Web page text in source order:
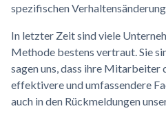
spezifischen
In letzter Zeit sind viele
Methode bestens vertraut. Sie
sagen uns, dass ihre Mitarbeiter
effektivere und umfassendere
auch in den Rückmeldungen